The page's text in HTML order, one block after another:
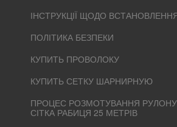
ІНСТРУКЦІЇ ЩОДО
ПОЛІТИКА БЕЗПЕКИ
КУПИТЬ ПРОВОЛОКУ
КУПИТЬ СЕТКУ ШАРНИРНУЮ
ПРОЦЕС РОЗМОТУВАННЯ
СІТКА РАБИЦЯ 25 МЕТРІВ